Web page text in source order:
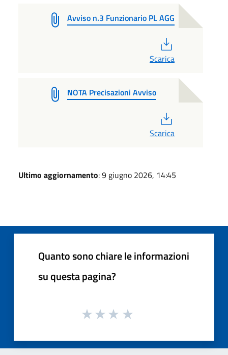
Avviso n.3 Funzionario PL AGG
Scarica
NOTA Precisazioni Avviso
Scarica
Ultimo aggiornamento: 9 giugno 2026, 14:45
Quanto sono chiare le informazioni
su questa pagina?